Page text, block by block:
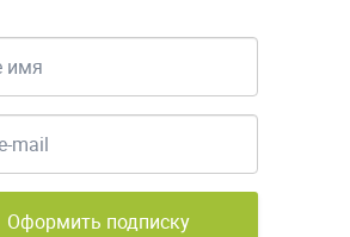
Оформить подписку